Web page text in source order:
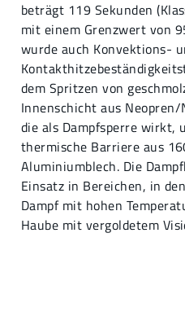
beträgt 119 Sekunden
mit einem Grenzwert von
wurde auch Konvektions-
dem Spritzen von
Innenschicht aus
die als Dampfsperre wirkt,
thermische Barriere aus
Aluminiumblech. Die
Einsatz in Bereichen, in
Dampf mit hohen
Haube mit vergoldetem